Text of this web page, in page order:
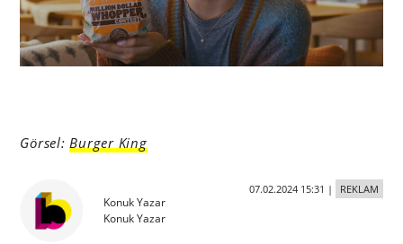
Görsel: Burger King
Konuk Yazar
Konuk Yazar
07.02.2024 15:31 | REKLAM